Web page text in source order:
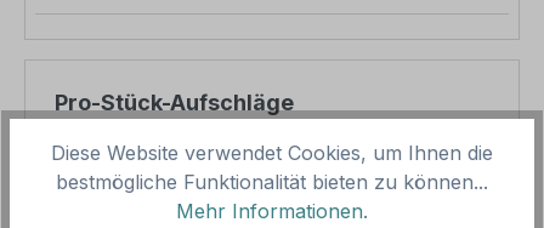
Pro-Stück-Aufschläge
Produktpreis
12,50 €
Zwischensumme
Diese Website verwendet Cookies, um Ihnen die
bestmögliche Funktionalität bieten zu können...
Mehr Informationen.